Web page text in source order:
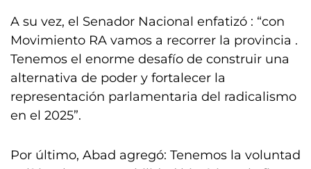
A su vez, el Senador Nacional enfatizó : “con
Movimiento RA vamos a recorrer la provincia .
Tenemos el enorme desafío de construir una
alternativa de poder y fortalecer la
representación parlamentaria del radicalismo
en el 2025”.
Por último, Abad agregó: Tenemos la voluntad